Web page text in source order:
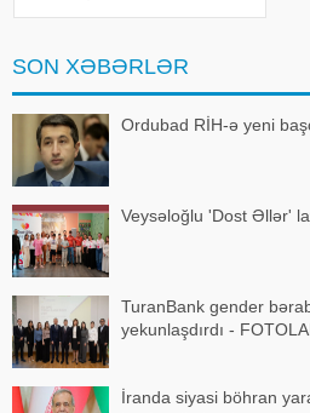
Rubinyan bildirib. Onun sözlərinə
görə, İrəvan Ankar
SON XƏBƏRLƏR
Ordubad RİH-ə yeni
Veysəloğlu 'Dost Əllər'
TuranBank gender
yekunlaşdırdı -
İranda siyasi böhran